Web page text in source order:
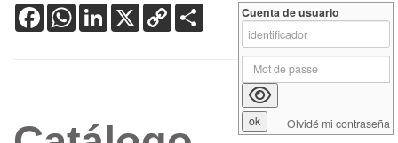
FacebookWhatsApp
LinkedIn
X Copy
Link
Cuenta de usuario
Olvidé mi contraseña